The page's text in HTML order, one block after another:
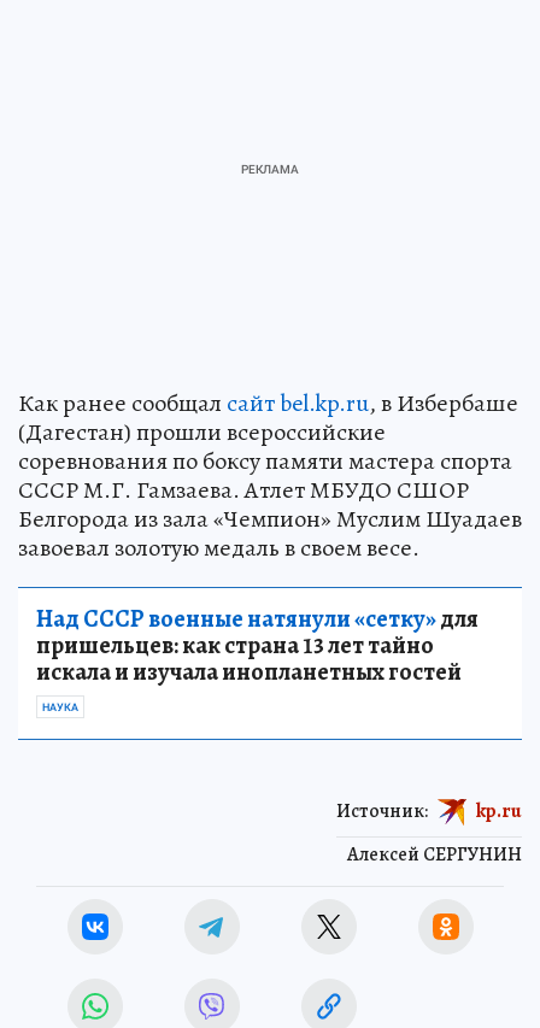
Как ранее сообщал сайт bel.kp.ru, в Избербаше
(Дагестан) прошли всероссийские
соревнования по боксу памяти мастера спорта
СССР М.Г. Гамзаева. Атлет МБУДО СШОР
Белгорода из зала «Чемпион» Муслим Шуадаев
завоевал золотую медаль в своем весе.
Над СССР военные натянули «сетку»для
пришельцев: как страна 13 лет тайно
искала и изучала инопланетных гостей
НАУКА
Алексей СЕРГУНИН
Источник: kp.ru